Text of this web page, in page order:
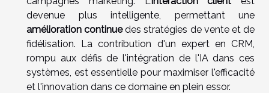
devenue plus intelligente, permettant une
amélioration continuedes stratégies de vente et de
fidélisation. La contribution d'un expert en CRM,
rompu aux défis de l'intégration de l'IA dans ces
systèmes, est essentielle pour maximiser l'efficacité
et l'innovation dans ce domaine en plein essor.